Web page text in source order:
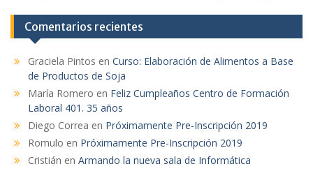
Comentarios recientes
Graciela Pintos en Curso: Elaboración de Alimentos a Base
de Productos de Soja
María Romero en Feliz Cumpleaños Centro de Formación
Laboral 401. 35 años
Diego Correa en Próximamente Pre-Inscripción 2019
Romulo en Próximamente Pre-Inscripción 2019
Cristián en Armando la nueva sala de Informática